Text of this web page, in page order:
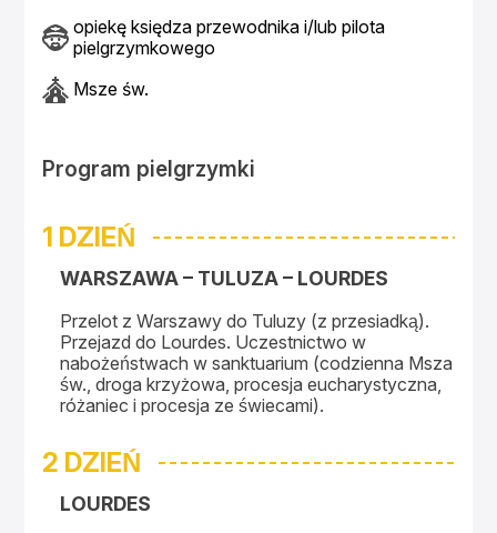
opiekę księdza przewodnika i/lub pilota
pielgrzymkowego
Msze św.
Program pielgrzymki
1 DZIEŃ
WARSZAWA – TULUZA – LOURDES
Przelot z Warszawy do Tuluzy (z przesiadką).
Przejazd do Lourdes. Uczestnictwo w
nabożeństwach w sanktuarium (codzienna Msza
św., droga krzyżowa, procesja eucharystyczna,
różaniec i procesja ze świecami).
2 DZIEŃ
LOURDES